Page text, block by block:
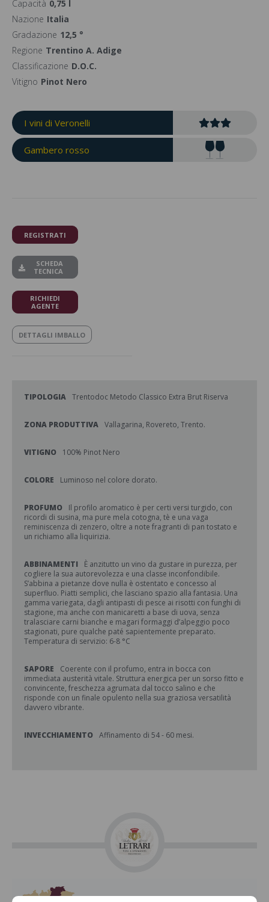
Capacità 0,75 l
Nazione Italia
Gradazione 12,5 °
Regione Trentino A. Adige
Classificazione D.O.C.
Vitigno Pinot Nero
I vini di Veronelli
Gambero rosso
REGISTRATI
SCHEDA
TECNICA
RICHIEDI
AGENTE
DETTAGLI IMBALLO
TIPOLOGIA Trentodoc Metodo Classico Extra Brut Riserva
ZONA PRODUTTIVA Vallagarina, Rovereto, Trento.
VITIGNO 100% Pinot Nero
COLORE Luminoso nel colore dorato.
PROFUMO
Il profilo aromatico è per certi versi turgido, con
ricordi di susina, ma pure mela cotogna, tè e una vaga
reminiscenza di zenzero, oltre a note fragranti di pan tostato e
un richiamo alla liquirizia.
ABBINAMENTI
È anzitutto un vino da gustare in purezza, per
cogliere la sua autorevolezza e una classe inconfondibile.
S’abbina a pietanze dove nulla è ostentato e concesso al
superfluo. Piatti semplici, che lasciano spazio alla fantasia. Una
gamma variegata, dagli antipasti di pesce ai risotti con funghi di
stagione, ma anche con manicaretti a base di uova, senza
tralasciare carni bianche e magari formaggi d’alpeggio poco
stagionati, pure qualche paté sapientemente preparato.
Temperatura di servizio: 6-8 °C
SAPORE
Coerente con il profumo, entra in bocca con
immediata austerità vitale. Struttura energica per un sorso fitto e
convincente, freschezza agrumata dal tocco salino e che
risponde con un finale opulento nella sua graziosa versatilità
davvero vibrante.
INVECCHIAMENTO Affinamento di 54 - 60 mesi.